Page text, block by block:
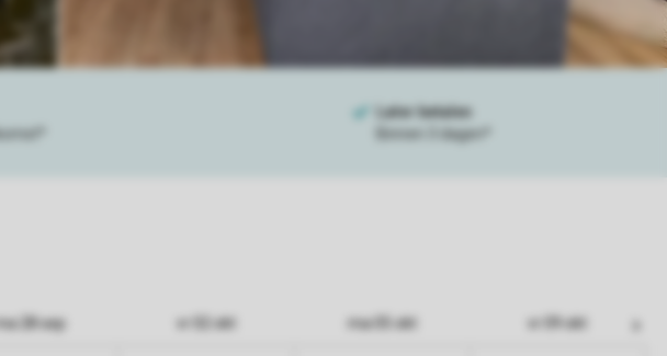
ma 28 sep vr 02 okt ma 05 okt vr 09 okt